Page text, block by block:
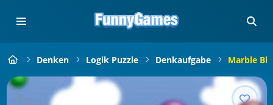
Denken Logik Puzzle Denkaufgabe Marble